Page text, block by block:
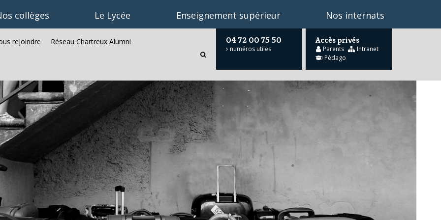
collèges Le Lycée Enseignement supérieur Nos internats
04 72 00 75 50
numéros utiles
Accès privés
Parents
Intranet
Pédago
rejoindre Réseau Chartreux Alumni